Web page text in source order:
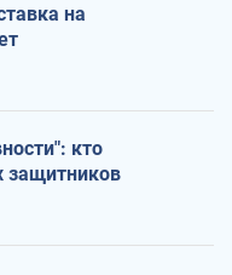
на
кто
защитников